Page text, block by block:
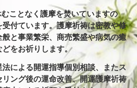
ことなく護摩を焚いていますの
付ています。護摩祈祷は密教や修
と事業繁栄、商売繁盛や病気の癒
をお祈りします。
による開運指導個別相談、またス
リング後の運命改善、開運護摩祈祷